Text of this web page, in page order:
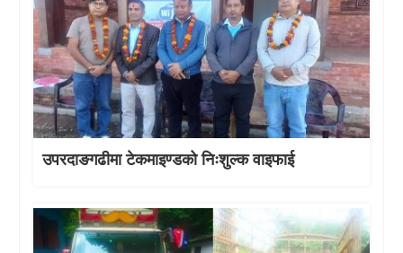
उपरदाङगढीमा टेकमाइण्डको निःशुल्क वाइफाई